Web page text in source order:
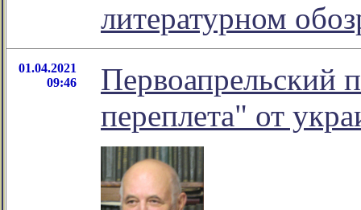
литературном
01.04.2021
09:46
Первоапрельский
переплета" от